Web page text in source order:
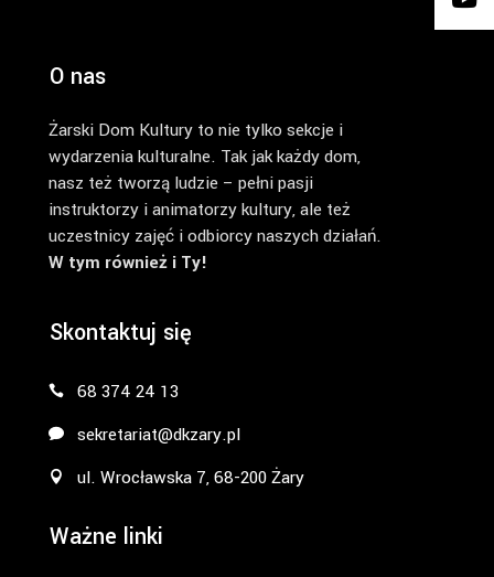
O nas
Żarski Dom Kultury to nie tylko sekcje i
wydarzenia kulturalne. Tak jak każdy dom,
nasz też tworzą ludzie – pełni pasji
instruktorzy i animatorzy kultury, ale też
uczestnicy zajęć i odbiorcy naszych działań.
W tym również i Ty!
Skontaktuj się
68 374 24 13
sekretariat@dkzary.pl
ul. Wrocławska 7, 68-200 Żary
Ważne linki